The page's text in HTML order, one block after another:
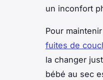
un inconfort
Pour
fuites de
la changer
bébé au sec